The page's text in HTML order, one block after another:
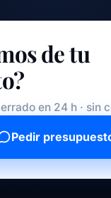
de tu
en 24 h · sin
Pedir